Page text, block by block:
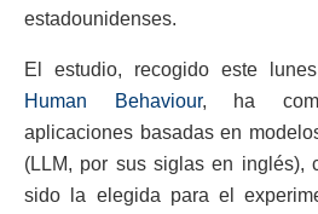
estadounidenses.
El estudio, recogido este
Human Behaviour, ha
aplicaciones basadas en
(LLM, por sus siglas en inglés),
sido la elegida para el